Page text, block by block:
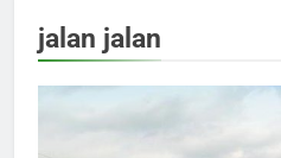
jalan jalan